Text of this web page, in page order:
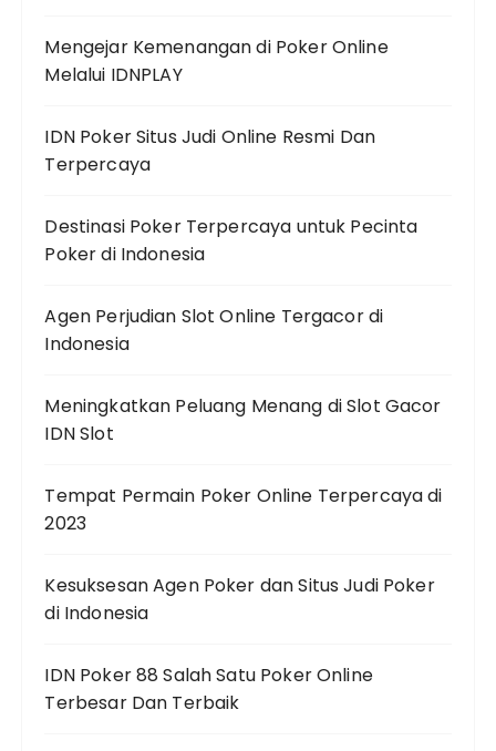
Mengejar Kemenangan di Poker Online
Melalui IDNPLAY
IDN Poker Situs Judi Online Resmi Dan
Terpercaya
Destinasi Poker Terpercaya untuk Pecinta
Poker di Indonesia
Agen Perjudian Slot Online Tergacor di
Indonesia
Meningkatkan Peluang Menang di Slot Gacor
IDN Slot
Tempat Permain Poker Online Terpercaya di
2023
Kesuksesan Agen Poker dan Situs Judi Poker
di Indonesia
IDN Poker 88 Salah Satu Poker Online
Terbesar Dan Terbaik